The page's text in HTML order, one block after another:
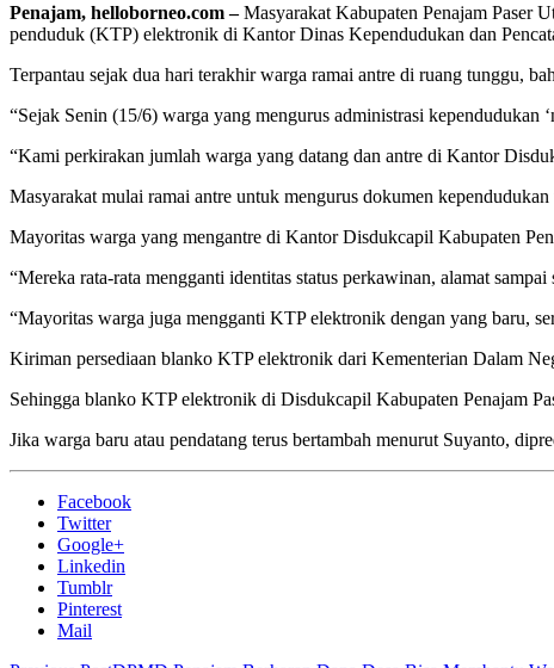
Penajam, helloborneo.com –Masyarakat Kabupaten Penajam Paser
penduduk (KTP) elektronik di Kantor Dinas Kependudukan dan
Terpantau sejak dua hari terakhir warga ramai antre di ruang tunggu,
“Sejak Senin (15/6) warga yang mengurus administrasi
“Kami perkirakan jumlah warga yang datang dan antre di Kantor
Masyarakat mulai ramai antre untuk mengurus dokumen
Mayoritas warga yang mengantre di Kantor Disdukcapil Kabupaten
“Mereka rata-rata mengganti identitas status perkawinan, alamat
“Mayoritas warga juga mengganti KTP elektronik dengan yang baru,
Kiriman persediaan blanko KTP elektronik dari Kementerian Dalam
Sehingga blanko KTP elektronik di Disdukcapil Kabupaten Penajam
Jika warga baru atau pendatang terus bertambah menurut Suyanto,
Facebook
Twitter
Google+
Linkedin
Tumblr
Pinterest
Mail